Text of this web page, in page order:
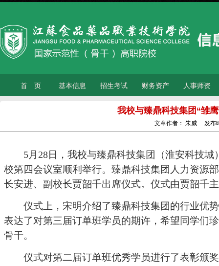
首 页 基本信息 招生考试 财务资产 人事师资
我校与臻鼎科技集团“雏
文章作者： 朱威 发布
5月28日， 我校与臻鼎科技集团（淮安科技城
校第四会议室顺利举行。臻鼎科技集团人力资源
长安进、副校长贾韶千出席仪式。仪式由贾韶千
仪式上，宋明介绍了臻鼎科技集团的行业优
表达了对第三届订单班学员的期许，希望同学们
骨干。
仪式对第二届订单班优秀学员进行了表彰颁